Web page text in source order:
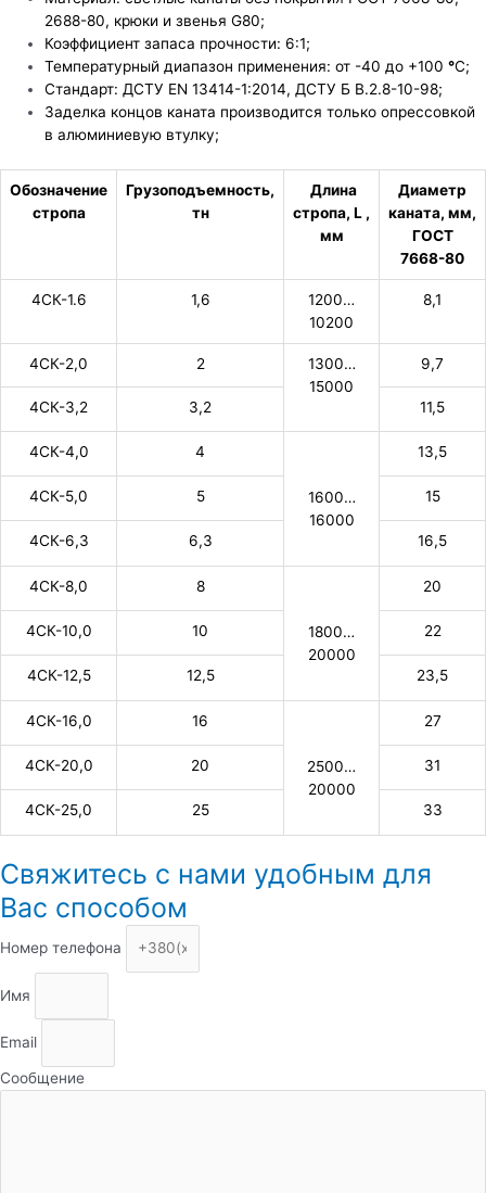
2688-80, крюки и звенья G80;
Коэффициент запаса прочности: 6:1;
Температурный диапазон применения: от -40 до +100°С;
Стандарт: ДСТУ EN 13414-1:2014, ДСТУ Б В.2.8-10-98;
Заделка концов каната производится только опрессовкой
в алюминиевую втулку;
Обозначение
стропа
Грузоподъемность,
тн
Длина
стропа, L ,
мм
Диаметр
каната, мм,
ГОСТ
7668-80
4СК-1.6 1,6
1200…
10200
8,1
4СК-2,0 2
1300…
15000
9,7
4СК-3,2 3,2 11,5
4СК-4,0 4
1600…
16000
13,5
4СК-5,0 5 15
4СК-6,3 6,3 16,5
4СК-8,0 8
1800…
20000
20
4СК-10,0 10 22
4СК-12,5 12,5 23,5
4СК-16,0 16
2500…
20000
27
4СК-20,0 20 31
4СК-25,0 25 33
Свяжитесь с нами удобным для
Вас способом
Номер телефона
Имя
Email
Сообщение